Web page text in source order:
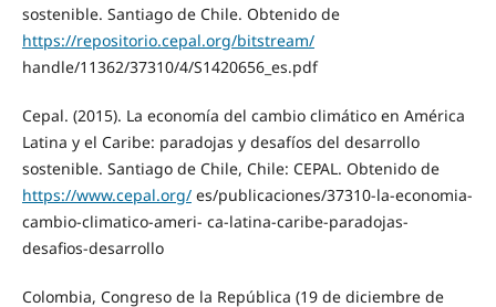
sostenible. Santiago de Chile. Obtenido de
https://repositorio.cepal.org/bitstream/
handle/11362/37310/4/S1420656_es.pdf
Cepal. (2015). La economía del cambio climático en América
Latina y el Caribe: paradojas y desafíos del desarrollo
sostenible. Santiago de Chile, Chile: CEPAL. Obtenido de
https://www.cepal.org/es/publicaciones/37310-la-economia-
cambio-climatico-ameri- ca-latina-caribe-paradojas-
desafios-desarrollo
Colombia, Congreso de la República (19 de diciembre de